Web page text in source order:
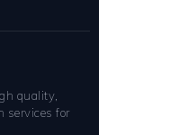
quality,
services for